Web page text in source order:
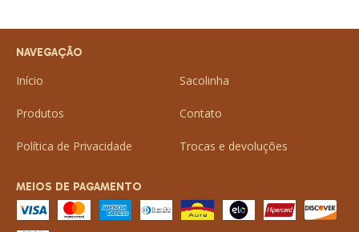
NAVEGAÇÃO
Início Sacolinha
Produtos Contato
Política de Privacidade Trocas e devoluções
MEIOS DE PAGAMENTO